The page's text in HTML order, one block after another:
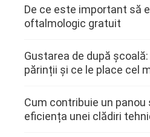
De ce este important să
oftalmologic gratuit
Gustarea de după
părinții și ce le place cel
Cum contribuie un panou
eficiența unei clădiri